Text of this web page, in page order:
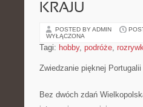
KRAJU
POSTED BY ADMIN
WYŁĄCZONA
Tagi: hobby, podróże,
Zwiedzanie pięknej Portugalii
Bez dwóch zdań